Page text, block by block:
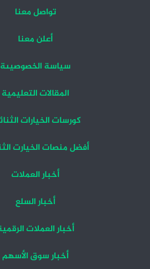
تواصل معنا
أعلن معنا
سياسة الخصوصيىة
المقالات التعليمية
كورسات الخيارات
أفضل منصات الخيارت
أخبار العملات
أخبار السلع
أخبار العملات
أخبار سوق الأسهم